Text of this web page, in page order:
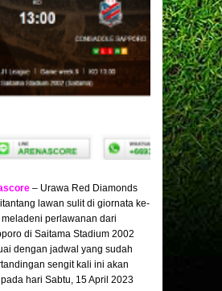
– Urawa Red Diamonds
lawan sulit di giornata ke-
perlawanan dari
di Saitama Stadium 2002
dengan jadwal yang sudah
sengit kali ini akan
hari Sabtu, 15 April 2023